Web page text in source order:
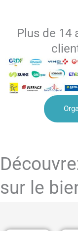
Plus de 14
sur le